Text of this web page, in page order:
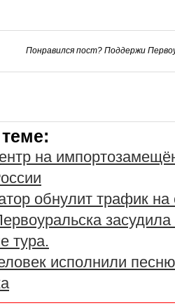
Понравился пост? Поддержи
на
обнулит трафик на
тура.
исполнили